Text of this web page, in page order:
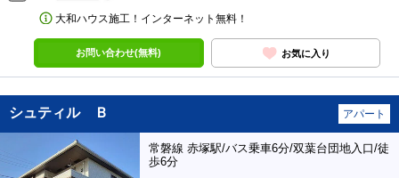
大和ハウス施工！インターネット無料！
お問い合わせ(無料) お気に入り
シュティル Ｂ アパート
常磐線 赤塚駅/バス乗車6分/双葉台団地入口/徒
歩6分